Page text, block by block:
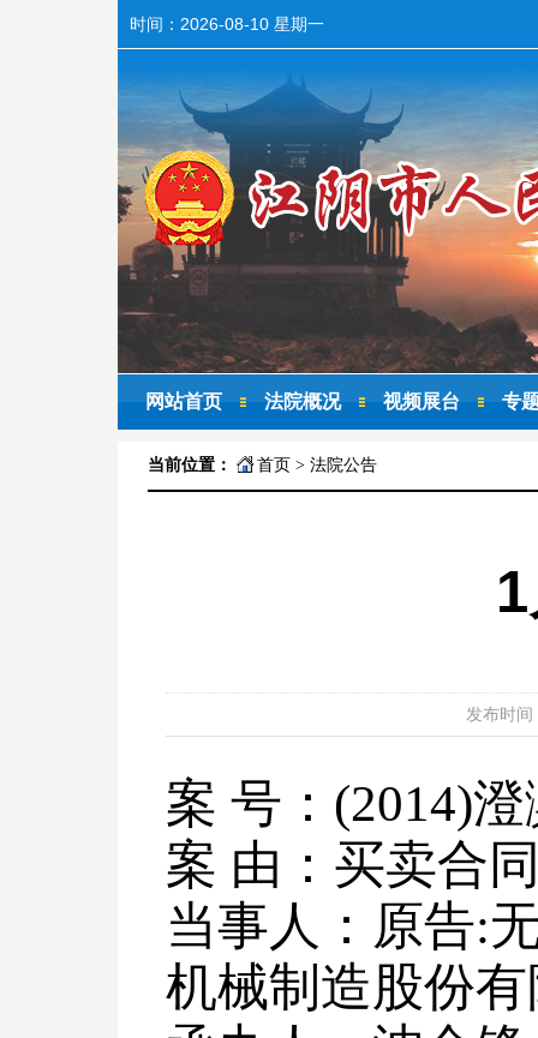
时间： 2026-08-10 星期一
网站首页 法院概况 视频展台 专
当前位置： 首页 > 法院公告
发布时
案 号： (2014)澄
案 由：买卖合
当事人：原告:
机械制造股份